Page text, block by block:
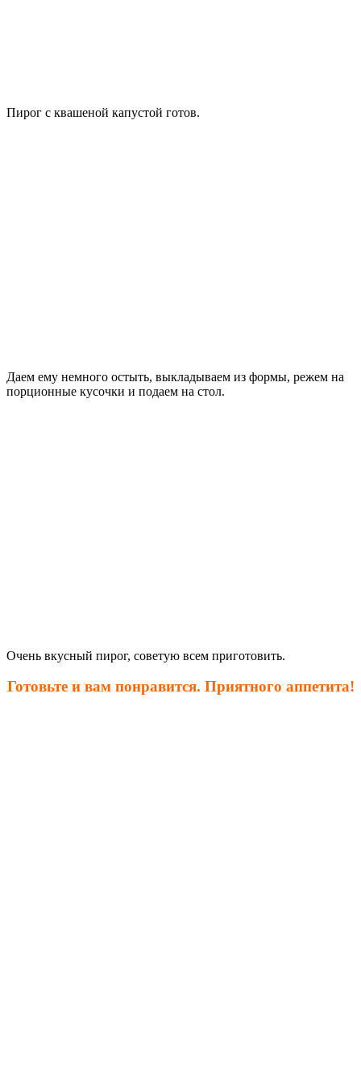
Пирог с квашеной капустой готов.
Даем ему немного остыть, выкладываем из формы, режем на
порционные кусочки и подаем на стол.
Очень вкусный пирог, советую всем приготовить.
Готовьте и вам понравится. Приятного аппетита!